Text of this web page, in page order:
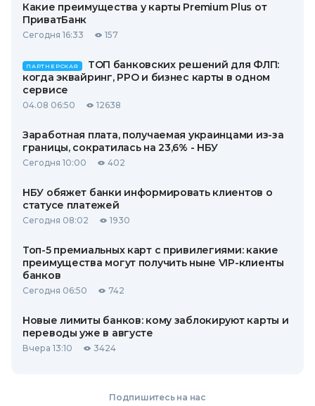
Какие преимущества у карты Premium Plus от
ПриватБанк
Сегодня 16:33 157
ПАРТНЕРСКАЯ
ТОП банковских решений для ФЛП:
когда эквайринг, РРО и бизнес карты в одном
сервисе
04.08 06:50 12638
Заработная плата, получаемая украинцами из-за
границы, сократилась на 23,6% - НБУ
Сегодня 10:00 402
НБУ обяжет банки информировать клиентов о
статусе платежей
Сегодня 08:02 1930
Топ-5 премиальных карт с привилегиями: какие
преимущества могут получить ныне VIP-клиенты
банков
Сегодня 06:50 742
Новые лимиты банков: кому заблокируют карты и
переводы уже в августе
Вчера 13:10 3424
Подпишитесь на нас